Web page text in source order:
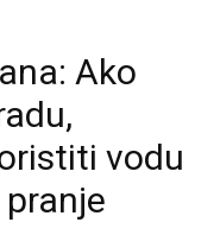
Ako
vodu